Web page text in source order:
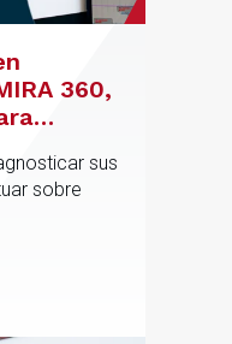
360,
de
y
sus
sobre